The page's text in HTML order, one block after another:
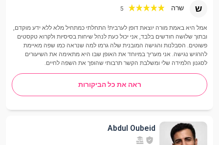
ש שרה 5
אמל היא באמת מורה יוצאת דופן לערבית! התחלתי כמתחיל מלא ללא ידע מוקדם,
ובתוך שלושה חודשים בלבד, אני יכול כעת לנהל שיחות בסיסיות ולקרוא טקסטים
פשוטים. הסבלנות והגישה המובנית שלה גרמו למה שנראה כמו שפה מאיימת
להרגיש נגישה. אני מעריך במיוחד את האופן שבו היא מתאימה את השיעורים
לסגנון הלמידה שלי ומשלבת הקשר תרבותי שהופך את השפה לחיים.
ראה את כל הביקורות
Abdul Oubeid